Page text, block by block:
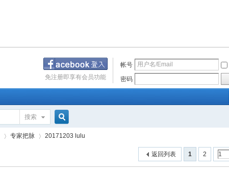
帐号
密码
免注册即享有会员功能
搜索
搜
专家把脉 20171203 lulu
1 2
返回列表